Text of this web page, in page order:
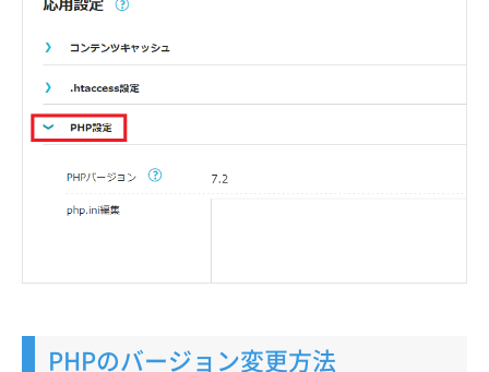
PHPのバージョン変更方法